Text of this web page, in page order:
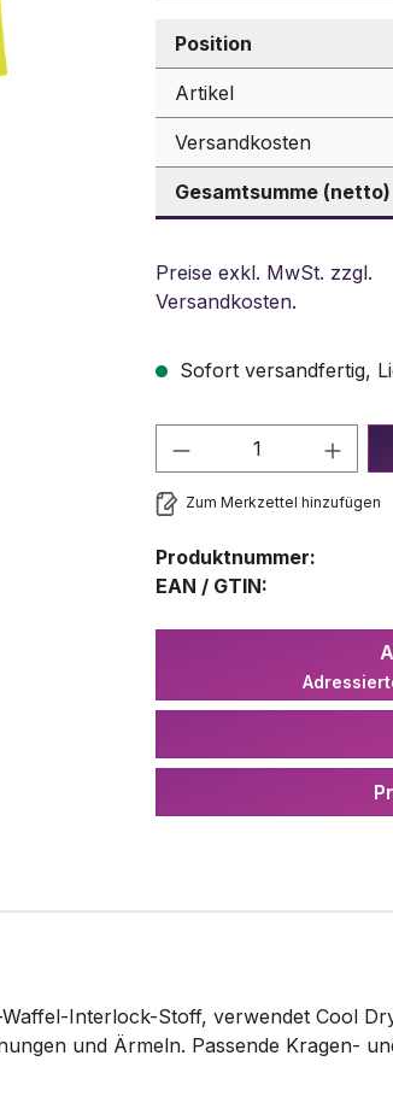
Position
Artikel
Versandkosten
Gesamtsumme (netto)
Preise exkl. MwSt. zzgl.
Versandkosten.
Sofort versandfertig,
Produkt
Zum Merkzettel hinzufügen
Produktnummer:
EAN / GTIN:
Interlock-Stoff, verwendet Cool
und Ärmeln. Passende Kragen-